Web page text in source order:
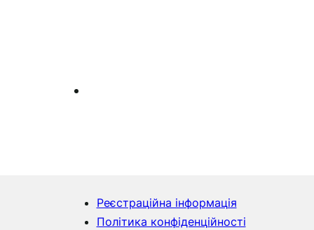
Реєстраційна інформація
Політика конфіденційності